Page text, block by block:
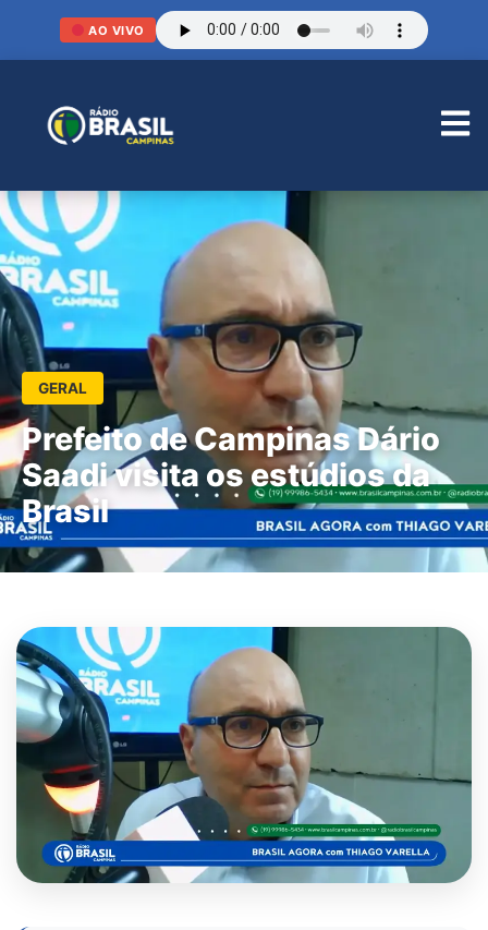
AO VIVO
GERAL
Prefeito de Campinas Dário
Saadi visita os estúdios da
Brasil